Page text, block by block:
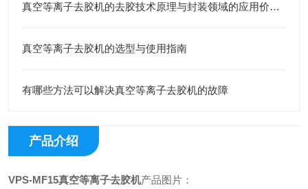
真空等离子去胶机的去胶技术原理与封装领域的应用价值解析
真空等离子去胶机的选型与使用指南
有哪些方法可以解决真空等离子去胶机的故障
产品介绍
VPS-MF15真空等离子去胶机产品图片：